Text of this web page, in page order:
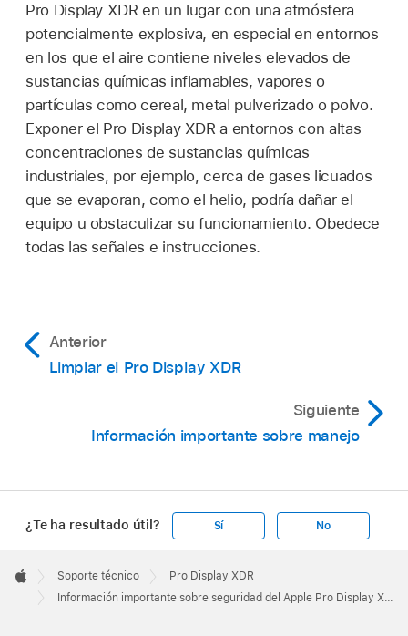
Pro Display XDR en un lugar con una atmósfera
potencialmente explosiva, en especial en entornos
en los que el aire contiene niveles elevados de
sustancias químicas inflamables, vapores o
partículas como cereal, metal pulverizado o polvo.
Exponer el Pro Display XDR a entornos con altas
concentraciones de sustancias químicas
industriales, por ejemplo, cerca de gases licuados
que se evaporan, como el helio, podría dañar el
equipo u obstaculizar su funcionamiento. Obedece
todas las señales e instrucciones.
Anterior
Limpiar el Pro Display XDR
Siguiente
Información importante sobre manejo
¿Te ha resultado útil? Sí No
Footer

Apple
Soporte técnico
Pro Display XDR
Información importante sobre seguridad del Apple Pro Display XDR